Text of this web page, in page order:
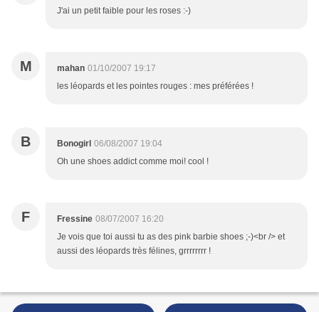
J'ai un petit faible pour les roses :-)
M mahan 01/10/2007 19:17
les léopards et les pointes rouges : mes préférées !
B Bonogirl 06/08/2007 19:04
Oh une shoes addict comme moi! cool !
F Fressine 08/07/2007 16:20
Je vois que toi aussi tu as des pink barbie shoes ;-)<br /> et
aussi des léopards très félines, grrrrrrrr !